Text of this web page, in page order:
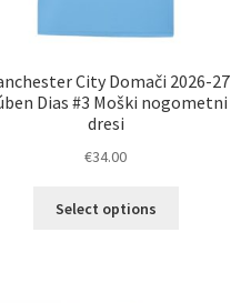
City Domači 2026-27
Dias #3 Moški nogometni
dresi
€34.00
Select options